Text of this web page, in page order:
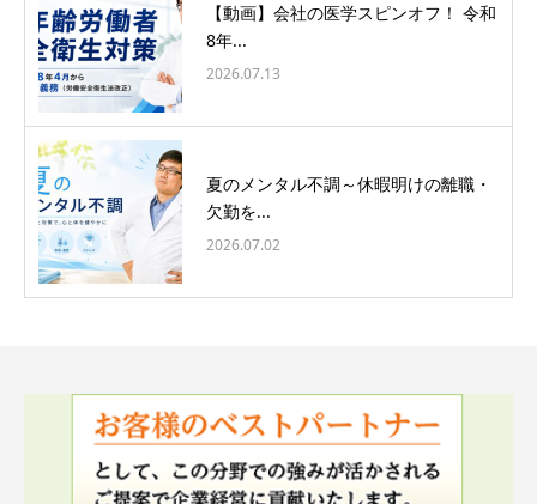
【動画】会社の医学スピンオフ！ 令和
8年...
2026.07.13
夏のメンタル不調～休暇明けの離職・
欠勤を...
2026.07.02